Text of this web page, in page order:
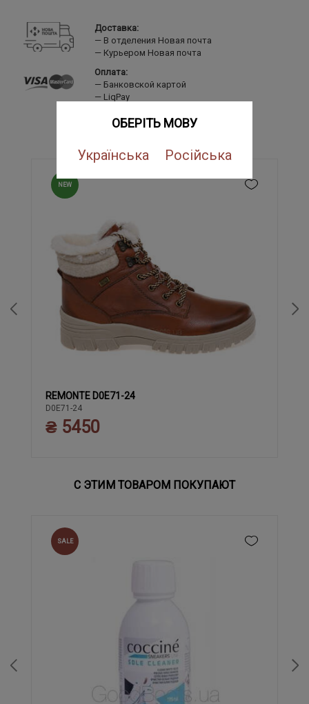
ОБЕРІТЬ МОВУ
Українська Російська
Доставка:
В отделения Новая почта
Курьером Новая почта
Оплата:
Банковской картой
LiqPay
ПОХОЖИЕ ТОВАРЫ
NEW
36 37 38 39
REMONTE D0E71-24
D0E71-24
₴ 5450
С ЭТИМ ТОВАРОМ ПОКУПАЮТ
SALE